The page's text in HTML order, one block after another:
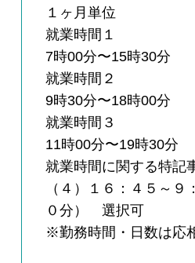
１ヶ月単位
就業時間１
7時00分〜15時30分
就業時間２
9時30分〜18時00分
就業時間３
11時00分〜19時30分
就業時間に関する特記
（４）１６：４５～９
０分） 選択可
※勤務時間・日数は応